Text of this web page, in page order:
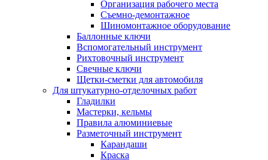
Организация рабочего места
Съемно-демонтажное
Шиномонтажное оборудование
Баллонные ключи
Вспомогательный инструмент
Рихтовочный инструмент
Свечные ключи
Щетки-сметки для автомобиля
Для штукатурно-отделочных работ
Гладилки
Мастерки, кельмы
Правила алюминиевые
Разметочный инструмент
Карандаши
Краска